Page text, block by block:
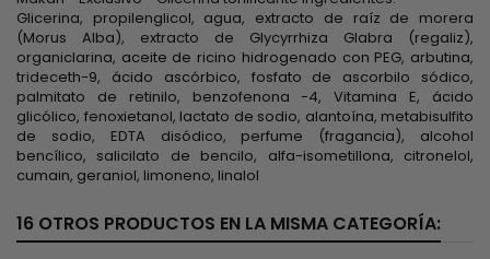
Glicerina, propilenglicol, agua, extracto de raíz de morera
(Morus Alba), extracto de Glycyrrhiza Glabra (regaliz),
organiclarina, aceite de ricino hidrogenado con PEG, arbutina,
trideceth-9, ácido ascórbico, fosfato de ascorbilo sódico,
palmitato de retinilo, benzofenona -4, Vitamina E, ácido
glicólico, fenoxietanol, lactato de sodio, alantoína, metabisulfito
de sodio, EDTA disódico, perfume (fragancia), alcohol
bencílico, salicilato de bencilo, alfa-isometillona, ​​citronelol,
cumain, geraniol, limoneno, linalol
16 OTROS PRODUCTOS EN LA MISMA CATEGORÍA: